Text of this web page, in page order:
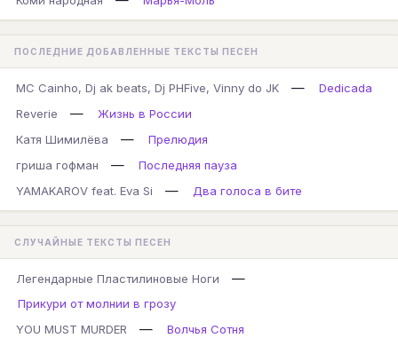
ПОСЛЕДНИЕ ДОБАВЛЕННЫЕ ТЕКСТЫ ПЕСЕН
MC Cainho, Dj ak beats, Dj PHFive, Vinny do JK —
Dedicada
Reverie
—
Жизнь в России
Катя Шимилёва
—
Прелюдия
гриша гофман
—
Последняя пауза
YAMAKAROV feat. Eva Si
— Два голоса в бите
СЛУЧАЙНЫЕ ТЕКСТЫ ПЕСЕН
Легендарные Пластилиновые Ноги —
Прикури от молнии в грозу
YOU MUST MURDER
— Волчья Сотня